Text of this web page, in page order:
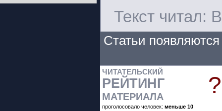
Текст читал:
Статьи
ЧИТАТЕЛЬСКИЙ
РЕЙТИНГ
МАТЕРИАЛА ?
проголосовало человек: меньше 10